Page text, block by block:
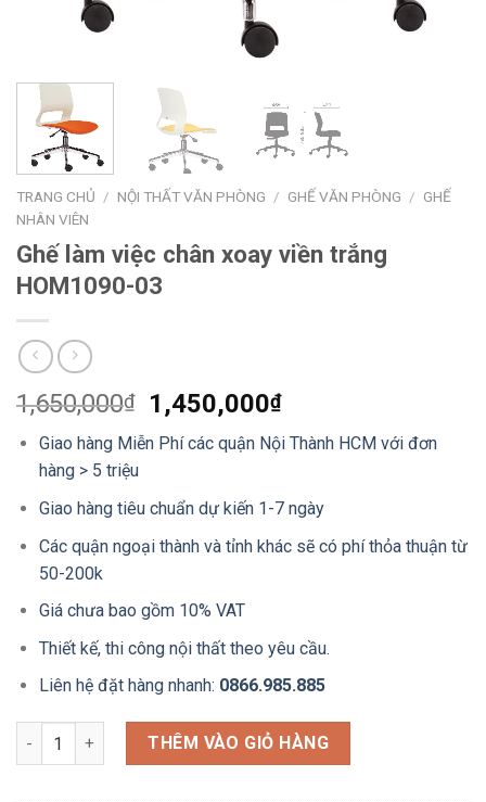
TRANG CHỦ / NỘI THẤT VĂN PHÒNG / GHẾ VĂN PHÒNG / GHẾ
NHÂN VIÊN
Ghế làm việc chân xoay viền trắng
HOM1090-03
1,650,000₫ 1,450,000₫
Giao hàng Miễn Phí các quận Nội Thành HCM với đơn
hàng > 5 triệu
Giao hàng tiêu chuẩn dự kiến 1-7 ngày
Các quận ngoại thành và tỉnh khác sẽ có phí thỏa thuận từ
50-200k
Giá chưa bao gồm 10% VAT
Thiết kế, thi công nội thất theo yêu cầu.
Liên hệ đặt hàng nhanh: 0866.985.885
Ghế làm việc chân xoay viền trắng HOM1090-03 số lượng
THÊM VÀO GIỎ HÀNG